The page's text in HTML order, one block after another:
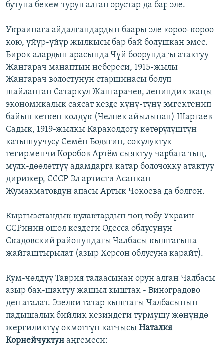
бутуна бекем туруп алган орустар да бар эле.
Украинага айдалгандардын баары эле короо-короо
кою, үйүр-үйүр жылкысы бар бай болушкан эмес.
Бирок алардын арасында Чүй боорундагы атактуу
Жангарач манаптын небереси, 1915-жылы
Жангарач волостунун старшинасы болуп
шайланган Сатаркул Жангарачев, лениндик жаңы
экономикалык саясат кезде күнү-түнү эмгектенип
байып кеткен көлдүк (Челпек айылынан) Шаргаев
Садык, 1919-жылкы Караколдогу көтөрүлүштүн
катышуучусу Семён Бодягин, сокулуктук
тегирменчи Коробов Артём сыяктуу чарбага тың,
мүлк-дөөлөттүү адамдарга катар болочокку атактуу
дирижер, СССР Эл артисти Асанкан
Жумакматовдун апасы Артык Чокоева да болгон.
Кыргызстандык кулактардын чоң тобу Украин
ССРинин ошол кездеги Одесса облусунун
Скадовский районундагы Чалбасы кыштагына
жайгаштырылат (азыр Херсон облусуна карайт).
Кум-чөлдүү Таврия талаасынан орун алган Чалбасы
азыр бак-шактуу жашыл кыштак - Виноградово
деп аталат. Эзелки татар кыштагы Чалбасынын
падышалык бийлик кезиндеги турмушу жөнүндө
жергиликтүү өкмөттүн катчысы Наталия
Корнейчуктун аңгемеси: